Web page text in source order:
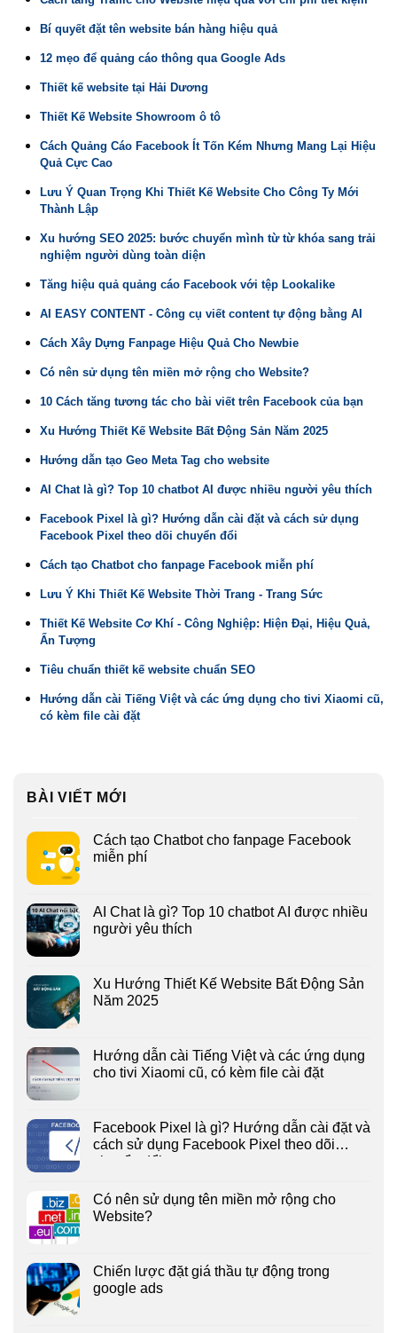
Bí quyết đặt tên website bán hàng hiệu quả
12 mẹo để quảng cáo thông qua Google Ads
Thiết kế website tại Hải Dương
Thiết Kế Website Showroom ô tô
Cách Quảng Cáo Facebook Ít Tốn Kém Nhưng Mang Lại Hiệu
Quả Cực Cao
Lưu Ý Quan Trọng Khi Thiết Kế Website Cho Công Ty Mới
Thành Lập
Xu hướng SEO 2025: bước chuyển mình từ từ khóa sang trải
nghiệm người dùng toàn diện
Tăng hiệu quả quảng cáo Facebook với tệp Lookalike
AI EASY CONTENT - Công cụ viết content tự động bằng AI
Cách Xây Dựng Fanpage Hiệu Quả Cho Newbie
Có nên sử dụng tên miền mở rộng cho Website?
10 Cách tăng tương tác cho bài viết trên Facebook của bạn
Xu Hướng Thiết Kế Website Bất Động Sản Năm 2025
Hướng dẫn tạo Geo Meta Tag cho website
AI Chat là gì? Top 10 chatbot AI được nhiều người yêu thích
Facebook Pixel là gì? Hướng dẫn cài đặt và cách sử dụng
Facebook Pixel theo dõi chuyển đổi
Cách tạo Chatbot cho fanpage Facebook miễn phí
Lưu Ý Khi Thiết Kế Website Thời Trang - Trang Sức
Thiết Kế Website Cơ Khí - Công Nghiệp: Hiện Đại, Hiệu Quả,
Ấn Tượng
Tiêu chuẩn thiết kế website chuẩn SEO
Hướng dẫn cài Tiếng Việt và các ứng dụng cho tivi Xiaomi cũ,
có kèm file cài đặt
BÀI VIẾT MỚI
Cách tạo Chatbot cho fanpage Facebook
miễn phí
AI Chat là gì? Top 10 chatbot AI được nhiều
người yêu thích
Xu Hướng Thiết Kế Website Bất Động Sản
Năm 2025
Hướng dẫn cài Tiếng Việt và các ứng dụng
cho tivi Xiaomi cũ, có kèm file cài đặt
Facebook Pixel là gì? Hướng dẫn cài đặt và
cách sử dụng Facebook Pixel theo dõi
chuyển đổi
Có nên sử dụng tên miền mở rộng cho
Website?
Chiến lược đặt giá thầu tự động trong
google ads